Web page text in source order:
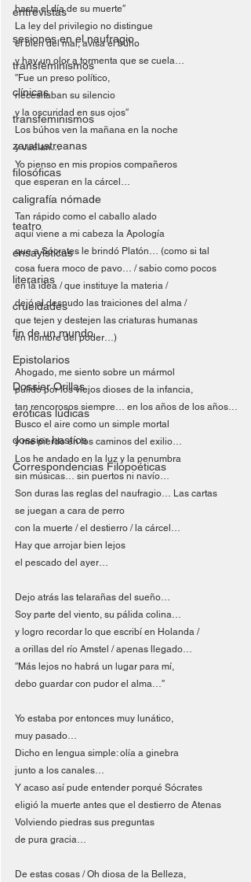
entrevistas
sesiones en el naufragio
transfeminismos
clínicas
transfeminismos
zaratustreanas
filosóficas
caligrafía nómade
teatro
ensayísticas
literarias
crueldades
fin de un mundo
Epistolarios
Dossier Orillas
eróticas lúdicas
dossier hastíos
Correspondencias Filopoéticas
hasta el día de su muerte″
La ley del privilegio no distingue
el bien del mal, avisa el búho
y hay un olor a tormenta que se cuela…
″Fue un preso político,
necesitaban su silencio
y la oscuridad en sus ojos″
Los búhos ven la mañana en la noche
y vuelan…
Yo pienso en mis propios compañeros
que esperan en la cárcel…
Tan rápido como el caballo alado
aquí viene a mi cabeza la Apología
que a Sócrates le brindó Platón… (como si tal
cosa fuera moco de pavo… / sabio como pocos
en la idea / que instituye la materia /
dejó al desnudo las traiciones del alma /
que tejen y destejen las criaturas humanas
en nombre del poder…)
Ahogado, me siento sobre un mármol
pulido por los viejos dioses de la infancia,
tan rencorosos siempre… en los años de los años…
Busco el aire como un simple mortal
y me pierdo en los caminos del exilio…
Los he andado en la luz y la penumbra
sin músicas… sin puertos ni navío…
Son duras las reglas del naufragio… Las cartas
se juegan a cara de perro
con la muerte / el destierro / la cárcel…
Hay que arrojar bien lejos
el pescado del ayer…
Dejo atrás las telarañas del sueño…
Soy parte del viento, su pálida colina…
y logro recordar lo que escribí en Holanda /
a orillas del río Amstel / apenas llegado…
″Más lejos no habrá un lugar para mí,
debo guardar con pudor el alma…″
Yo estaba por entonces muy lunático,
muy pasado…
Dicho en lengua simple: olía a ginebra
junto a los canales…
Y acaso así pude entender porqué Sócrates
eligió la muerte antes que el destierro de Atenas
Volviendo piedras sus preguntas
de pura gracia…
De estas cosas / Oh diosa de la Belleza,